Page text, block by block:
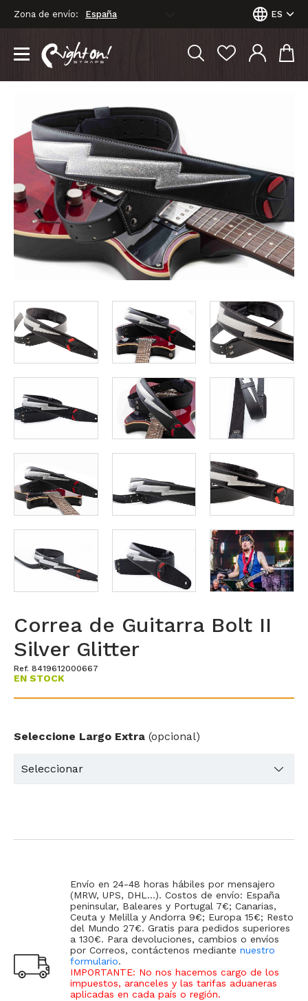
Zona de envío: ES
Correa de Guitarra Bolt II
Silver Glitter
Ref. 8419612000667
EN STOCK
Seleccione Largo Extra (opcional)
Envío en 24-48 horas hábiles por mensajero
(MRW, UPS, DHL...). Costos de envío: España
peninsular, Baleares y Portugal 7€; Canarias,
Ceuta y Melilla y Andorra 9€; Europa 15€; Resto
del Mundo 27€. Gratis para pedidos superiores
a 130€. Para devoluciones, cambios o envíos
por Correos, contáctenos mediante nuestro
formulario.
IMPORTANTE: No nos hacemos cargo de los
impuestos, aranceles y las tarifas aduaneras
aplicadas en cada país o región.